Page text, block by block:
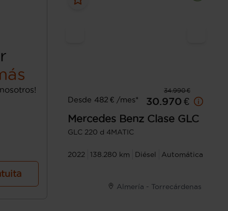
34.990 €
Desde 482 € /mes*
30.970 €
Mercedes Benz Clase GLC
GLC 220 d 4MATIC
2022 138.280 km Diésel Automática
Almería - Torrecárdenas